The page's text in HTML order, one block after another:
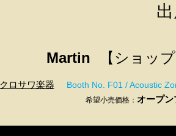
Martin 【ショッ
クロサワ楽器 Booth No. F01 / Acoustic
希望小売価格： オープン